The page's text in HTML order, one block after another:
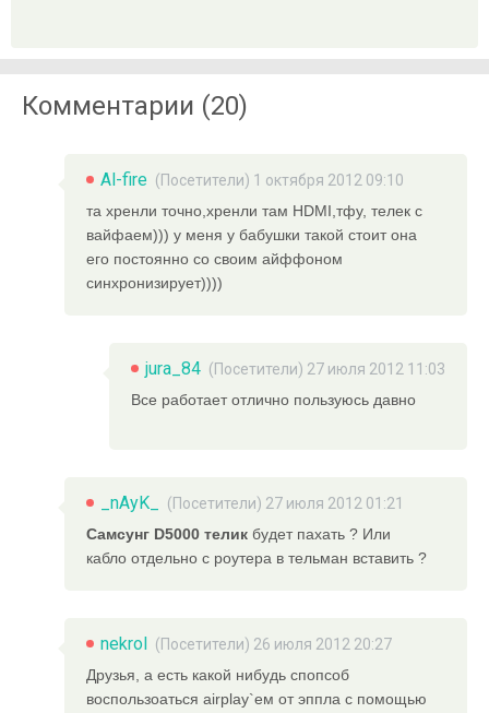
Комментарии (20)
Al-fire (Посетители) 1 октября 2012 09:10
та хренли точно,хренли там HDMI,тфу, телек с
вайфаем))) у меня у бабушки такой стоит она
его постоянно со своим айффоном
синхронизирует))))
jura_84 (Посетители) 27 июля 2012 11:03
Все работает отлично пользуюсь давно
_nAyK_
(Посетители) 27 июля 2012 01:21
Самсунг D5000 телик будет пахать ? Или
кабло отдельно с роутера в тельман вставить ?
nekrol
(Посетители) 26 июля 2012 20:27
Друзья, а есть какой нибудь спопсоб
воспользоаться airplay`ем от эппла с помощью